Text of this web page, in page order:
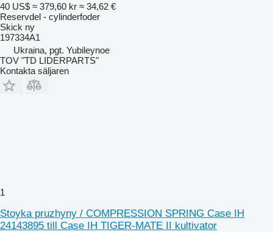
40 US$ ≈ 379,60 kr ≈ 34,62 €
Reservdel - cylinderfoder
Skick ny
197334A1
Ukraina, pgt. Yubileynoe
TOV "TD LIDERPARTS"
Kontakta säljaren
1
Stoyka pruzhyny / COMPRESSION SPRING Case IH
24143895 till Case IH TIGER-MATE II kultivator